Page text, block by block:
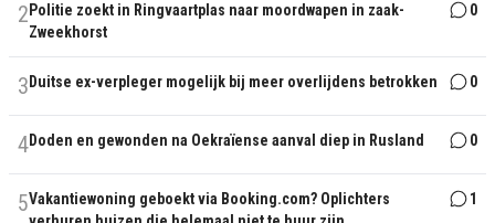
2 Politie zoekt in Ringvaartplas naar moordwapen in zaak-
Zweekhorst
0
3 Duitse ex-verpleger mogelijk bij meer overlijdens betrokken 0
4Doden en gewonden na Oekraïense aanval diep in Rusland 0
5Vakantiewoning geboekt via Booking.com? Oplichters
1